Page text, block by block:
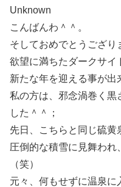
Unknown
こんばんわ＾＾。
そしておめでとうござり
欲望に満ちたダークサイ
新たな年を迎える事が出
私の方は、邪念渦巻く黒
した＾＾；
先日、こちらと同じ硫黄
圧倒的な積雪に見舞われ
（笑）
元々、何もせずに温泉に